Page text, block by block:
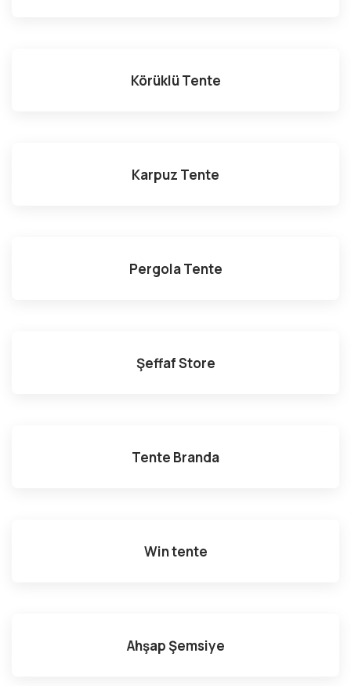
Körüklü Tente
Karpuz Tente
Pergola Tente
Şeffaf Store
Tente Branda
Win tente
Ahşap Şemsiye